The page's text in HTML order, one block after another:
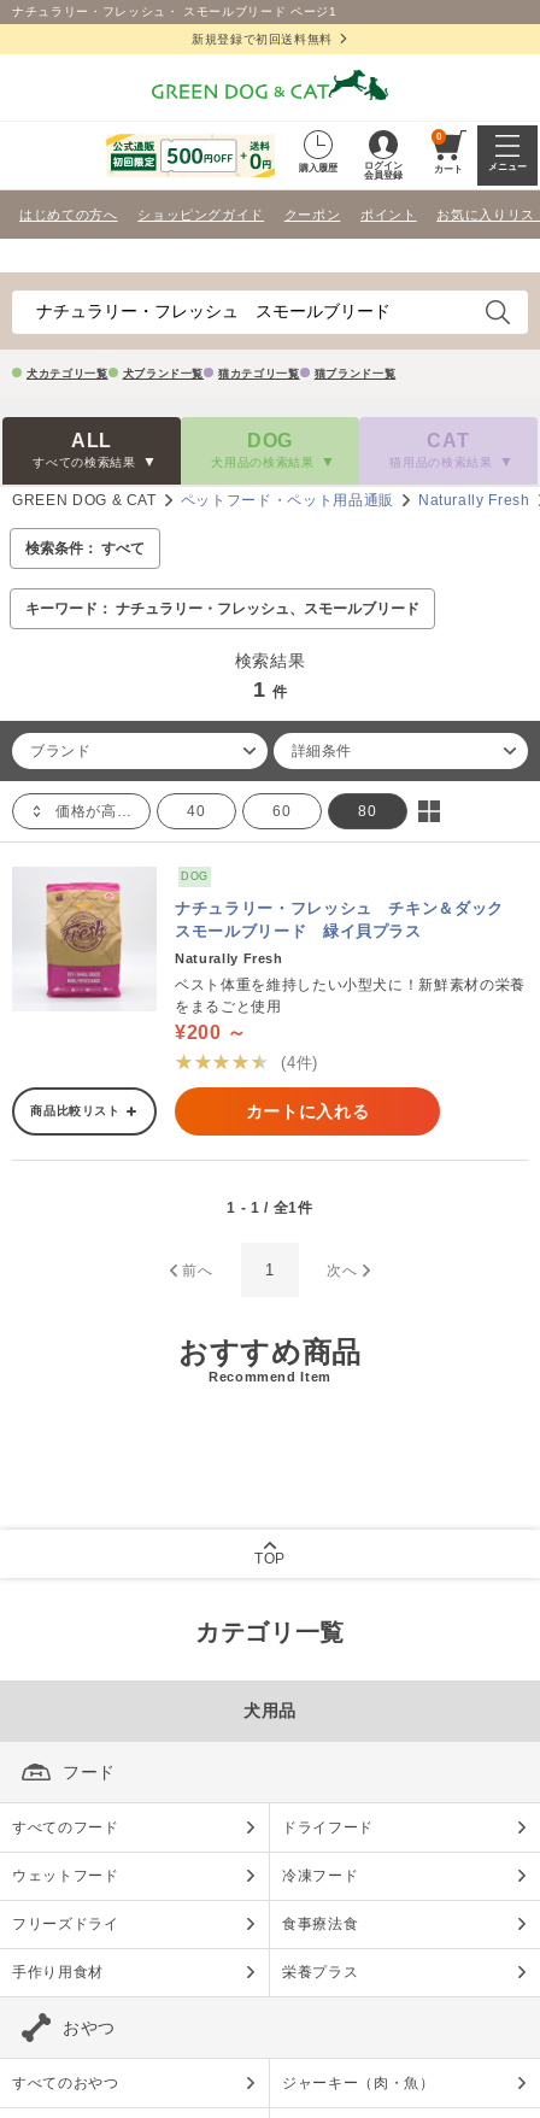
ナチュラリー・フレッシュ・ スモールブリード ページ1
新規登録で初回送料無料
購入履歴
ログイン
会員登録
0
カート メニュー
はじめての方へ ショッピングガイド クーポン ポイント お気に入りリス
犬カテゴリ一覧 犬ブランド一覧 猫カテゴリ一覧 猫ブランド一覧
ALL
すべての検索結果
DOG
犬用品の検索結果
CAT
猫用品の検索結果
GREEN DOG & CAT ペットフード・ペット用品通販 Naturally Fresh
検索条件： すべて
キーワード： ナチュラリー・フレッシュ、スモールブリード
検索結果
1 件
ブランド 詳細条件
価格が高い順 40 60 80
DOG
ナチュラリー・フレッシュ チキン＆ダック
スモールブリード 緑イ貝プラス
Naturally Fresh
ベスト体重を維持したい小型犬に！新鮮素材の栄養
をまるごと使用
¥200 ～
★★★★★
(4件)
商品比較リスト カートに入れる
1 - 1 / 全1件
前へ 1 次へ
おすすめ商品
Recommend Item
TOP
カテゴリ一覧
犬用品
フード
すべてのフード ドライフード
ウェットフード 冷凍フード
フリーズドライ 食事療法食
手作り用食材 栄養プラス
おやつ
すべてのおやつ ジャーキー（肉・魚）